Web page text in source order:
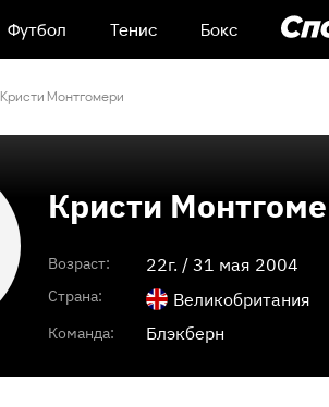
Футбол Тенис Бокс
Кристи Монтгомери
Кристи
Возраст: 22г. / 31 мая 2004
Страна: Великобритания
Команда: Блэкберн